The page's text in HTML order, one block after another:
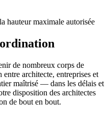
hauteur maximale autorisée
de nombreux corps de
architecte, entreprises et
maîtrisé — dans les délais et
disposition des architectes
de bout en bout.